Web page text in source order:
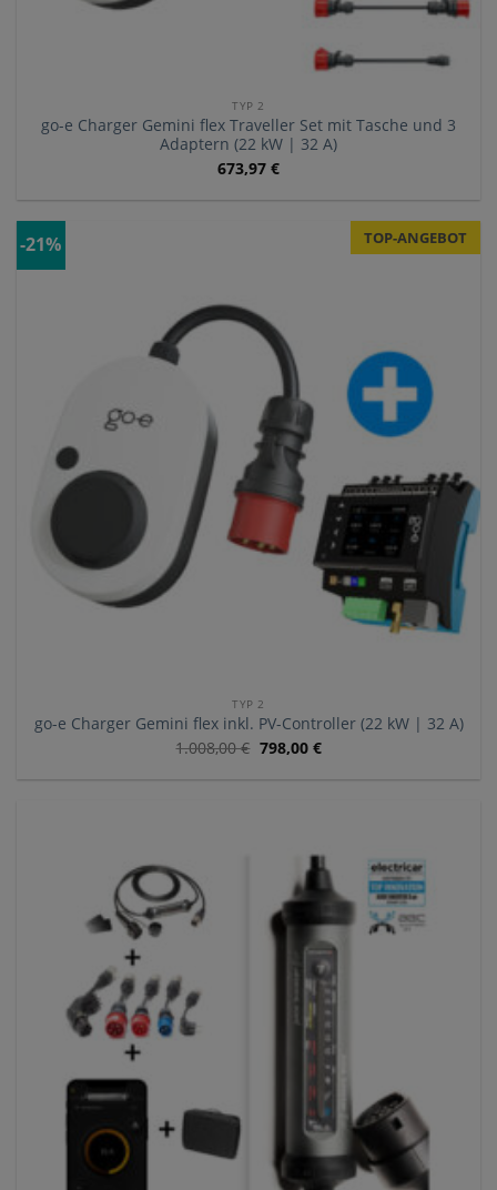
TYP 2
go-e Charger Gemini flex Traveller Set mit Tasche und 3
Adaptern (22 kW | 32 A)
673,97 €
-21% TOP-ANGEBOT
TYP 2
go-e Charger Gemini flex inkl. PV-Controller (22 kW | 32 A)
1.008,00€ 798,00 €